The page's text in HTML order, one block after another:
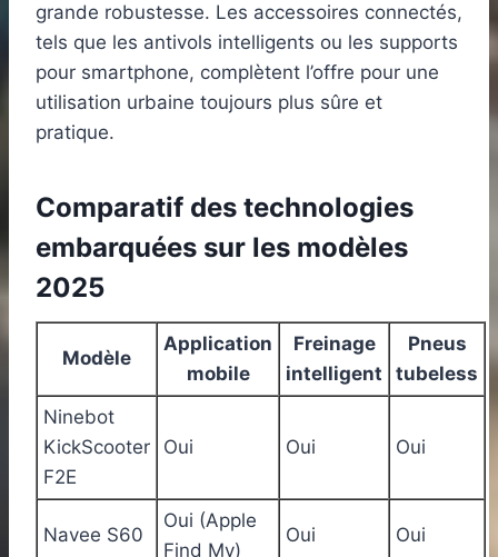
grande robustesse. Les accessoires connectés,
tels que les antivols intelligents ou les supports
pour smartphone, complètent l’offre pour une
utilisation urbaine toujours plus sûre et
pratique.
Comparatif des technologies
embarquées sur les modèles
2025
Modèle
Application
mobile
Freinage
intelligent
Pneus
tubeless
Ninebot
KickScooter
F2E
Oui Oui Oui
Navee S60
Oui (Apple
Find My)
Oui Oui